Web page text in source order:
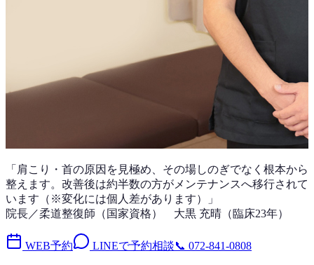
「 肩こり・首の原因を見極め、その場しのぎでなく根本から
整えます。改善後は約半数の方がメンテナンスへ移行されて
います（※変化には個人差があります）」
院長／柔道整復師（国家資格）
大黒 充晴 （臨床23年）
WEB予約 LINEで予約相談📞 072-841-0808